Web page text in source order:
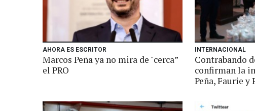
AHORA ES ESCRITOR
Marcos Peña ya no mira de "cerca”
el PRO
INTERNACIONAL
Contrabando
confirman la
Peña, Faurie y